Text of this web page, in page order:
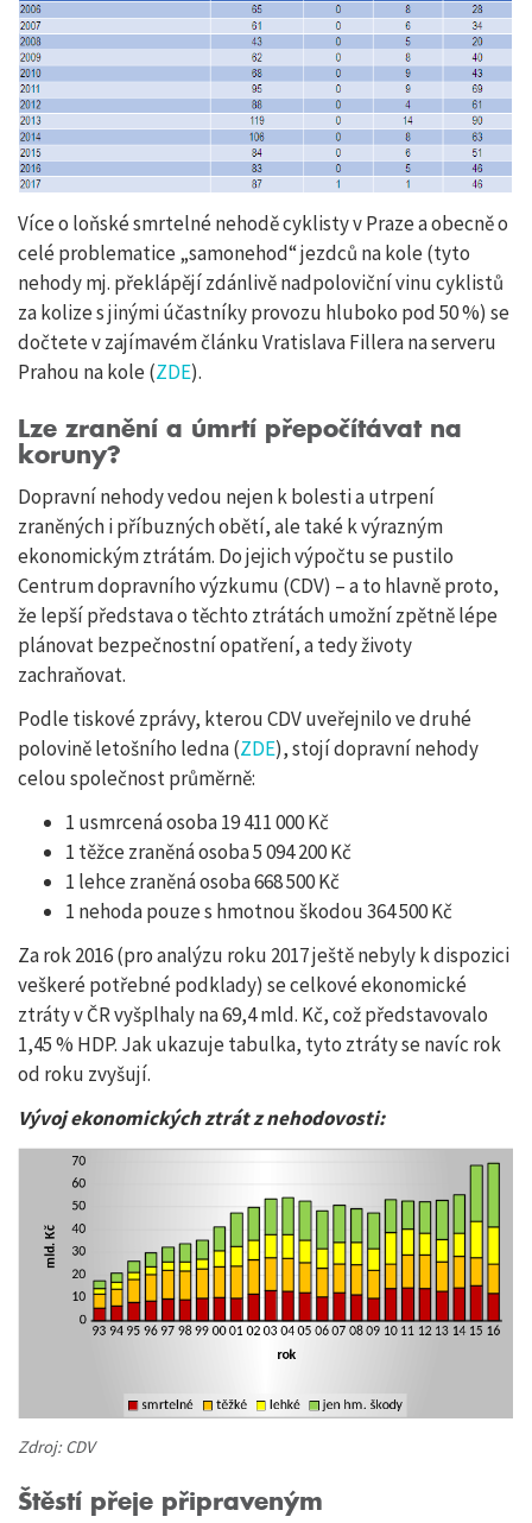
Více o loňské smrtelné nehodě cyklisty v Praze a obecně o
celé problematice „samonehod“ jezdců na kole (tyto
nehody mj. překlápějí zdánlivě nadpoloviční vinu cyklistů
za kolize s jinými účastníky provozu hluboko pod 50 %) se
dočtete v zajímavém článku Vratislava Fillera na serveru
Prahou na kole (ZDE).
Lze zranění a úmrtí přepočítávat na
koruny?
Dopravní nehody vedou nejen k bolesti a utrpení
zraněných i příbuzných obětí, ale také k výrazným
ekonomickým ztrátám. Do jejich výpočtu se pustilo
Centrum dopravního výzkumu (CDV) – a to hlavně proto,
že lepší představa o těchto ztrátách umožní zpětně lépe
plánovat bezpečnostní opatření, a tedy životy
zachraňovat.
Podle tiskové zprávy, kterou CDV uveřejnilo ve druhé
polovině letošního ledna (ZDE), stojí dopravní nehody
celou společnost průměrně:
1 usmrcená osoba 19 411 000 Kč
1 těžce zraněná osoba 5 094 200 Kč
1 lehce zraněná osoba 668 500 Kč
1 nehoda pouze s hmotnou škodou 364 500 Kč
Za rok 2016 (pro analýzu roku 2017 ještě nebyly k dispozici
veškeré potřebné podklady) se celkové ekonomické
ztráty v ČR vyšplhaly na 69,4 mld. Kč, což představovalo
1,45 % HDP. Jak ukazuje tabulka, tyto ztráty se navíc rok
od roku zvyšují.
Vývoj ekonomických ztrát z nehodovosti:
Zdroj: CDV
Štěstí přeje připraveným